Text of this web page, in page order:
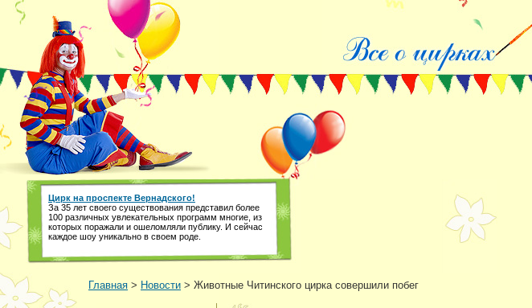
Цирк на проспекте Вернадского!
За 35 лет своего существования представил более
100 различных увлекательных программ многие, из
которых поражали и ошеломляли публику. И сейчас
каждое шоу уникально в своем роде.
Главная > Новости > Животные Читинского цирка совершили побег